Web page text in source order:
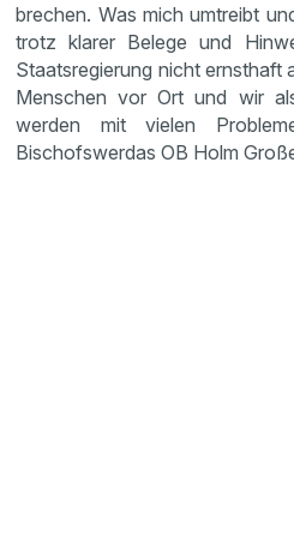
brechen. Was mich umtreibt
trotz klarer Belege und
Staatsregierung nicht ernsthaft
Menschen vor Ort und wir
werden mit vielen
Bischofswerdas OB Holm